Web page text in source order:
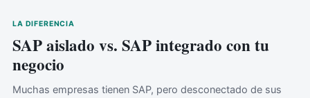
LA DIFERENCIA
SAP aislado vs. SAP integrado con tu
negocio
Muchas empresas tienen SAP, pero desconectado de sus